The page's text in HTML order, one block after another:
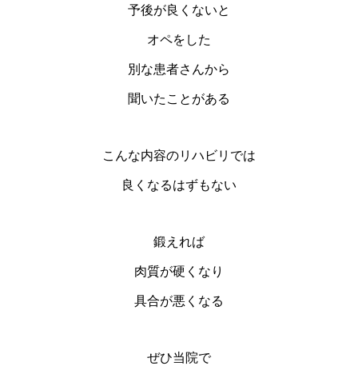
予後が良くないと
オペをした
別な患者さんから
聞いたことがある
こんな内容のリハビリでは
良くなるはずもない
鍛えれば
肉質が硬くなり
具合が悪くなる
ぜひ当院で